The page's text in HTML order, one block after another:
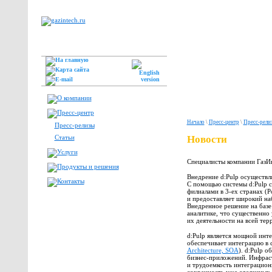
Пресс-релизы
Статьи
Начало\ Пресс-центр\ Пресс-
Новости
Специалисты компании
Внедрение d:Pulp
С помощью системы d:Pulp
филиалами в 3-ех странах
и предоставляет широкий
Внедренное решение на
аналитике, что
их деятельности на всей
d:Pulp является мощной
обеспечивает интеграцию в
Architecture, SOA). d:Pulp
бизнес-приложений.
и трудоемкость